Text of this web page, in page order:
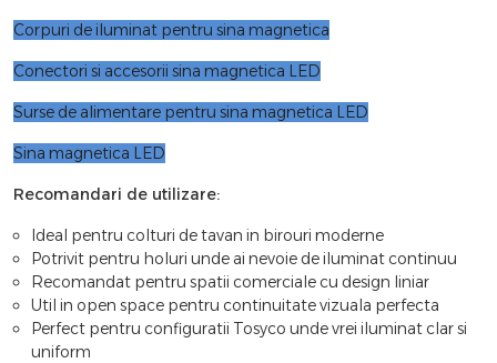
Corpuri de iluminat pentru sina magnetica
Conectori si accesorii sina magnetica LED
Surse de alimentare pentru sina magnetica LED
Sina magnetica LED
Recomandari de utilizare:
Ideal pentru colturi de tavan in birouri moderne
Potrivit pentru holuri unde ai nevoie de iluminat continuu
Recomandat pentru spatii comerciale cu design liniar
Util in open space pentru continuitate vizuala perfecta
Perfect pentru configuratii Tosyco unde vrei iluminat clar si
uniform